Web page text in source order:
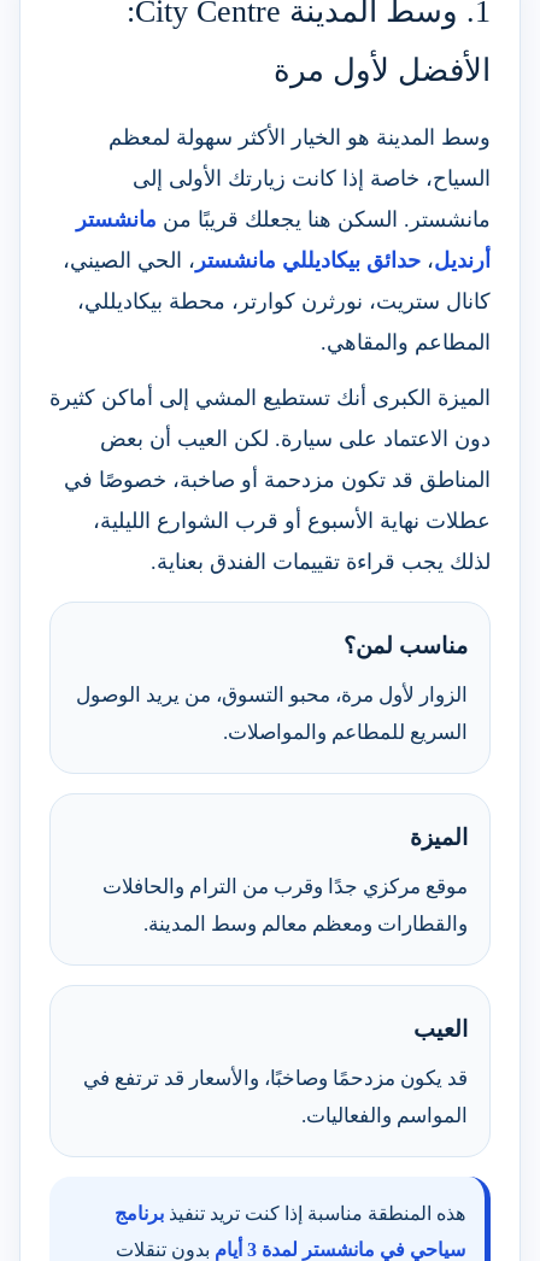
1. وسط المدينة City Centre:
الأفضل لأول مرة
وسط المدينة هو الخيار الأكثر سهولة لمعظم
السياح، خاصة إذا كانت زيارتك الأولى إلى
مانشستر. السكن هنا يجعلك قريبًا من مانشستر
أرنديل، حدائق بيكاديللي مانشستر ، الحي الصيني،
كانال ستريت، نورثرن كوارتر، محطة بيكاديللي،
المطاعم والمقاهي.
الميزة الكبرى أنك تستطيع المشي إلى أماكن كثيرة
دون الاعتماد على سيارة. لكن العيب أن بعض
المناطق قد تكون مزدحمة أو صاخبة، خصوصًا في
عطلات نهاية الأسبوع أو قرب الشوارع الليلية،
لذلك يجب قراءة تقييمات الفندق بعناية.
مناسب لمن؟
الزوار لأول مرة، محبو التسوق، من يريد الوصول
السريع للمطاعم والمواصلات.
الميزة
موقع مركزي جدًا وقرب من الترام والحافلات
والقطارات ومعظم معالم وسط المدينة.
العيب
قد يكون مزدحمًا وصاخبًا، والأسعار قد ترتفع في
المواسم والفعاليات.
هذه المنطقة مناسبة إذا كنت تريد تنفيذ برنامج
سياحي في مانشستر لمدة 3 أيام
بدون تنقلات